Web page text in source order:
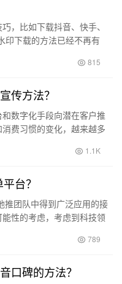
，比如下载抖音、快手、
印下载的方法已经不再有
815
传方法？
数字化手段向潜在客户推
费习惯的变化，越来越多
1.1K
台？
推团队中得到广泛应用的接
性的考虑，考虑到科技领
789
口碑的方法？